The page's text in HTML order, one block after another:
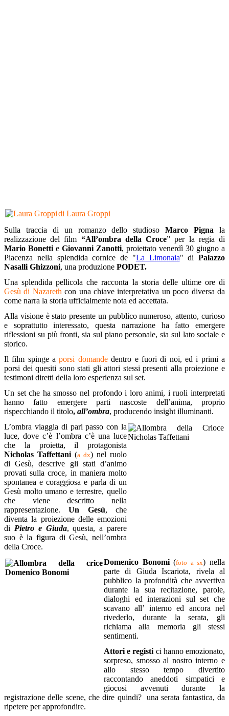
di Laura Groppi
Sulla traccia di un romanzo dello studiosoMarco Pigna la
realizzazione del film “All’ombra della Croce” per la regia di
Mario Bonetti e Giovanni Zanotti, proiettato venerdì 30 giugno a
Piacenza nella splendida cornice de "La Limonaia" di Palazzo
Nasalli Ghizzoni, una produzione PODET.
Una splendida pellicola che racconta la storia delle ultime ore di
Gesù di Nazareth con una chiave interpretativa un poco diversa da
come narra la storia ufficialmente nota ed accettata.
Alla visione è stato presente un pubblico numeroso, attento, curioso
e soprattutto interessato, questa narrazione ha fatto emergere
riflessioni su più fronti, sia sul piano personale, sia sul lato sociale e
storico.
Il film spinge aporsi domandedentro e fuori di noi, ed i primi a
porsi dei quesiti sono stati gli attori stessi presenti alla proiezione e
testimoni diretti della loro esperienza sul set.
Un set che ha smosso nel profondo i loro animi, i ruoli interpretati
hanno fatto emergere parti nascoste dell’anima, proprio
rispecchiando il titolo, all’ombra, producendo insight illuminanti.
L’ombra viaggia di pari passo con la
luce, dove c’è l’ombra c’è una luce
che la proietta, il protagonista
Nicholas Taffettani (a dx) nel ruolo
di Gesù, descrive gli stati d’animo
provati sulla croce, in maniera molto
spontanea e coraggiosa e parla di un
Gesù molto umano e terrestre, quello
che viene descritto nella
rappresentazione.Un Gesù, che
diventa la proiezione delle emozioni
di Pietro e Giuda, questa, a parere
suo è la figura di Gesù, nell’ombra
della Croce.
Domenico Bonomi(foto a sx) nella
parte di Giuda Iscariota, rivela al
pubblico la profondità che avvertiva
durante la sua recitazione, parole,
dialoghi ed interazioni sul set che
scavano all’ interno ed ancora nel
rivederlo, durante la serata, gli
richiama alla memoria gli stessi
sentimenti.
Attori e registi ci hanno emozionato,
sorpreso, smosso al nostro interno e
allo stesso tempo divertito
raccontando aneddoti simpatici e
giocosi avvenuti durante la
registrazione delle scene, che dire quindi? una serata fantastica, da
ripetere per approfondire.